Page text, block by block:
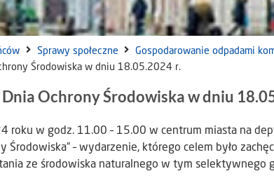
Sprawy społeczne Gospodarowanie odpadami
Środowiska w dniu 18.05.2024 r.
Ochrony Środowiska w dniu
roku w godz. 11.00 – 15.00 w centrum miasta na
Środowiska” – wydarzenie, którego celem było
ze środowiska naturalnego w tym selektywnego